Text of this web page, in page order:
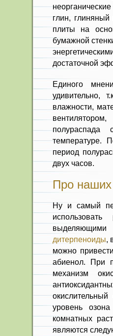
глин,
плиты на
бумажной
достаточной
Единого
удивительно,
влажности,
полураспада
температуре.
период
двух часов.
Про наших
Ну и самый
дитерпеноиды,
можно
абиенол. При
механизм
уровень
комнатных
являются